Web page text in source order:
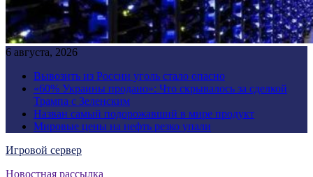
6 августа, 2026
Вывозить из России уголь стало опасно
«60% Украины продано»: Что скрывалось за сделкой
Трампа с Зеленским
Назван самый подорожавший в мире продукт
Мировые цены на нефть резко упали
Игровой сервер
Новостная рассылка